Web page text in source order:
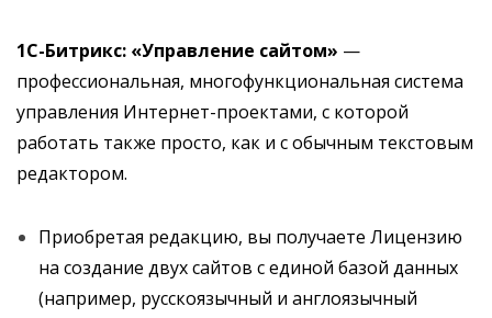
1С-Битрикс: «Управление сайтом» —
профессиональная, многофункциональная система
управления Интернет-проектами, с которой
работать также просто, как и с обычным текстовым
редактором.
Приобретая редакцию, вы получаете Лицензию
на создание двух сайтов с единой базой данных
(например, русскоязычный и англоязычный